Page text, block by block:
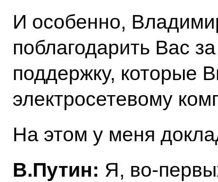
И особенно,
поблагодарить Вас
поддержку, которые
электросетевому
На этом у меня
В.Путин: Я, во-